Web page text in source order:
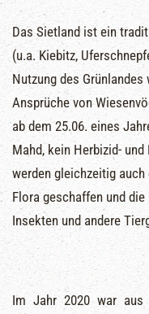
Das Sietland ist ein
(u.a. Kiebitz,
Nutzung des
Ansprüche von
ab dem 25.06. eines
Mahd, kein Herbizid-
werden gleichzeitig
Flora geschaffen und
Insekten und andere
Im Jahr 2020 war aus